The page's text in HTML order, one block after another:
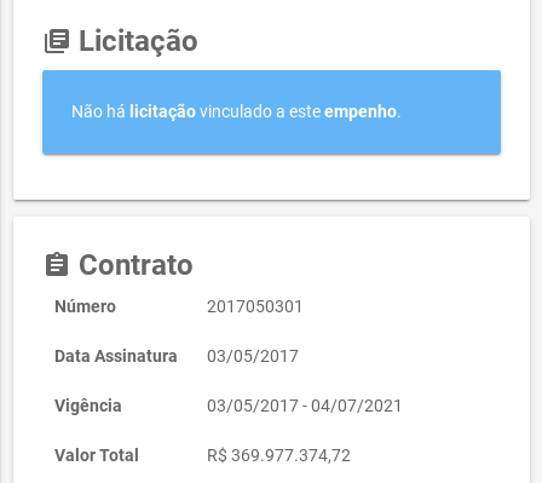
library_books Licitação
Não há licitaçãovinculado a esteempenho.
assignment Contrato
Número 2017050301
Data Assinatura 03/05/2017
Vigência 03/05/2017 - 04/07/2021
Valor Total R$ 369.977.374,72